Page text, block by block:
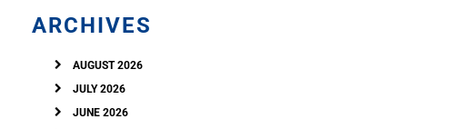
ARCHIVES
AUGUST 2026
JULY 2026
JUNE 2026